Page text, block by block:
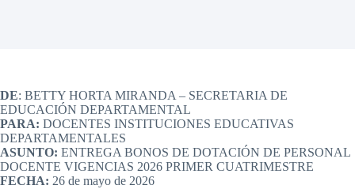
DE: BETTY HORTA MIRANDA – SECRETARIA DE
EDUCACIÓN DEPARTAMENTAL
PARA: DOCENTES INSTITUCIONES EDUCATIVAS
DEPARTAMENTALES
ASUNTO: ENTREGA BONOS DE DOTACIÓN DE PERSONAL
DOCENTE VIGENCIAS 2026 PRIMER CUATRIMESTRE
FECHA: 26 de mayo de 2026